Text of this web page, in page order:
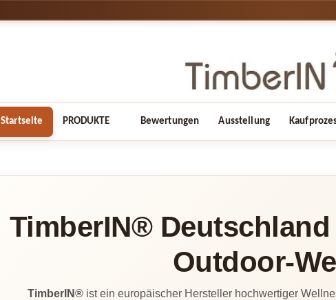
Startseite PRODUKTE Bewertungen Ausstellung
TimberIN®
Outdoor-
TimberIN®ist ein europäischer Hersteller hochwertiger